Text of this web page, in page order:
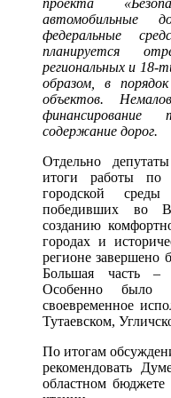
автомобильные
федеральные
планируется
региональных и 18-
образом, в
объектов.
финансирование
содержание дорог.
Отдельно
итоги работы по
городской
победивших во
созданию
городах и
регионе завершено
Большая часть –
Особенно было
своевременное
Тутаевском,
По итогам
рекомендовать
областном